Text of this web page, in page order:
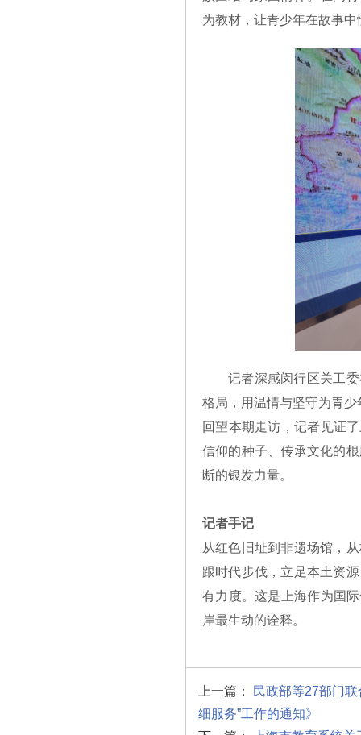
为教材，让青少年在故事
记者深感闵行区关工
格局，用温情与坚守为青
回望本期走访，记者见证
信仰的种子、传承文化的
断的银发力量。
记者手记
从红色旧址到非遗场馆，
跟时代步伐，立足本土资
有力度。这是上海作为国
岸最生动的诠释。
上一篇：
民政部等27部门
细服务”工作的通知》